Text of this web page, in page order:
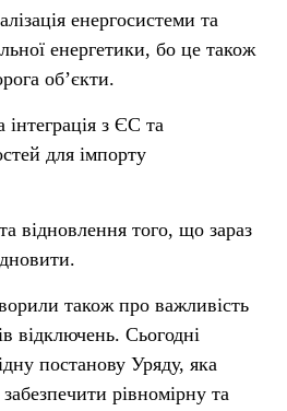
енергосистеми та
енергетики, бо це також
об’єкти.
з ЄС та
для імпорту
відновлення того, що зараз
також про важливість
відключень. Сьогодні
постанову Уряду, яка
рівномірну та